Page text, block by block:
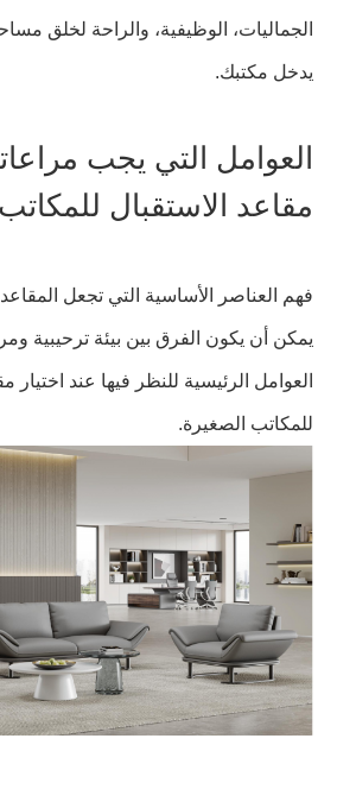
الجماليات، الوظيفية، والراحة لخلق
يدخل مكتبك.
العوامل التي يجب
مقاعد الاستقبال
فهم العناصر الأساسية التي تجعل المقاعد
يمكن أن يكون الفرق بين بيئة ترحيبية
العوامل الرئيسية للنظر فيها عند اختيار
للمكاتب الصغيرة.